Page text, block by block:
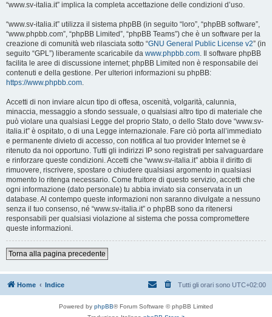
“www.sv-italia.it” implica la completa accettazione delle condizioni d’uso.
“www.sv-italia.it” utilizza il sistema phpBB (in seguito “loro”, “phpBB software”,
“www.phpbb.com”, “phpBB Limited”, “phpBB Teams”) che è un software per la
creazione di comunità web rilasciata sotto “GNU General Public License v2” (in
seguito “GPL”) liberamente scaricabile da www.phpbb.com. Il software phpBB
facilita le aree di discussione internet; phpBB Limited non è responsabile dei
contenuti e della gestione. Per ulteriori informazioni su phpBB:
https://www.phpbb.com.
Accetti di non inviare alcun tipo di offesa, oscenità, volgarità, calunnia,
minaccia, messaggio a sfondo sessuale, o qualsiasi altro tipo di materiale che
può violare una qualsiasi Legge del proprio Stato, o dello Stato dove “www.sv-
italia.it” è ospitato, o di una Legge internazionale. Fare ciò porta all’immediato
e permanente divieto di accesso, con notifica al tuo provider Internet se è
ritenuto da noi opportuno. Tutti gli indirizzi IP sono registrati per salvaguardare
e rinforzare queste condizioni. Accetti che “www.sv-italia.it” abbia il diritto di
rimuovere, riscrivere, spostare o chiudere qualsiasi argomento in qualsiasi
momento lo ritenga necessario. Come fruitore di questo servizio, accetti che
ogni informazione (dato personale) tu abbia inviato sia conservata in un
database. Al contempo queste informazioni non saranno divulgate a nessuno
senza il tuo consenso, né “www.sv-italia.it” o phpBB sono da ritenersi
responsabili per qualsiasi violazione al sistema che possa compromettere
queste informazioni.
Torna alla pagina precedente
Home Indice Tutti gli orari sono UTC+02:00
Powered by phpBB® Forum Software © phpBB Limited